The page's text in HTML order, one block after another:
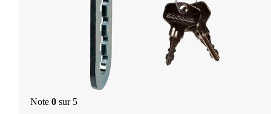
Note 0sur 5